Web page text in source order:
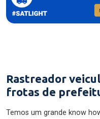
Rastreador
frotas de
Temos um grande know